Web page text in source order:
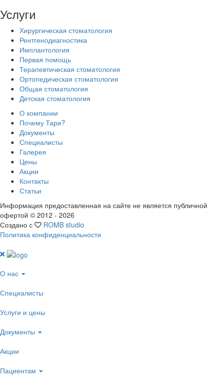
Услуги
Хирургическая стоматология
Рентгенодиагностика
Имплантология
Первая помощь
Терапевтическая стоматология
Ортопедическая стоматология
Общая стоматология
Детская стоматология
О компании
Почему Тари?
Документы
Специалисты
Галерея
Цены
Акции
Контакты
Статьи
Информация предоставленная на сайте не является публичной
офертой © 2012 - 2026
Создано с
ROMB studio
Политика конфиденциальности
О нас
Специалисты
Услуги и цены
Документы
Акции
Пациентам